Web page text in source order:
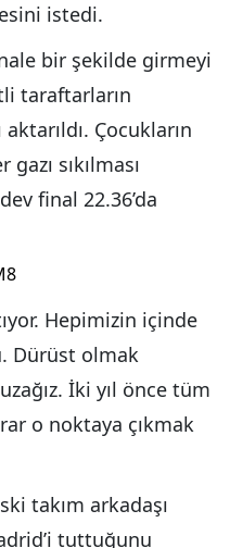
istedi.
bir şekilde girmeyi
taraftarların
Çocukların
sıkılması
final 22.36’da
Hepimizin içinde
Dürüst olmak
İki yıl önce tüm
o noktaya çıkmak
takım arkadaşı
tuttuğunu